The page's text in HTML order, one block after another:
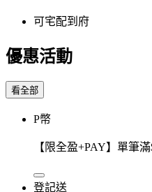
可宅配到府
優惠活動
看全部
P幣
【限全盈+PAY】單筆
登記送